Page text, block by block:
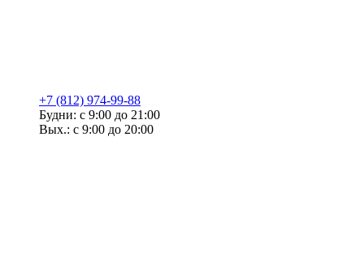
+7 (812) 974-99-88
Будни: с 9:00 до 21:00
Вых.: с 9:00 до 20:00